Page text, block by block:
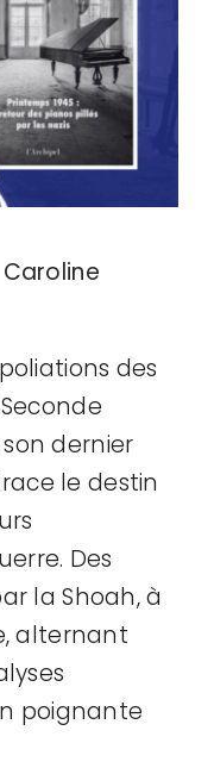
des
dernier
le destin
Des
la Shoah, à
alternant
poignante